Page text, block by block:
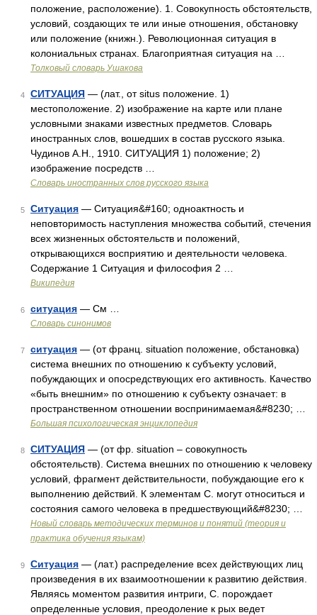
положение, расположение). 1. Совокупность обстоятельств,
условий, создающих те или иные отношения, обстановку
или положение (книжн.). Революционная ситуация в
колониальных странах. Благоприятная ситуация на …
Толковый словарь Ушакова
4 СИТУАЦИЯ — (лат., от situs положение. 1)
местоположение. 2) изображение на карте или плане
условными знаками известных предметов. Словарь
иностранных слов, вошедших в состав русского языка.
Чудинов А.Н., 1910. СИТУАЦИЯ 1) положение; 2)
изображение посредств …
Словарь иностранных слов русского языка
5 Ситуация — Ситуация&#160; одноактность и
неповторимость наступления множества событий, стечения
всех жизненных обстоятельств и положений,
открывающихся восприятию и деятельности человека.
Содержание 1 Ситуация и философия 2 …
Википедия
6 ситуация — См …
Словарь синонимов
7 ситуация — (от франц. situаtion положение, обстановка)
система внешних по отношению к субъекту условий,
побуждающих и опосредствующих его активность. Качество
«быть внешним» по отношению к субъекту означает: в
пространственном отношении воспринимаемая&#8230; …
Большая психологическая энциклопедия
8 СИТУАЦИЯ — (от фр. situation – совокупность
обстоятельств). Система внешних по отношению к человеку
условий, фрагмент действительности, побуждающие его к
выполнению действий. К элементам С. могут относиться и
состояния самого человека в предшествующий&#8230; …
Новый словарь методических терминов и понятий (теория и
практика обучения языкам)
9 Ситуация — (лат.) распределение всех действующих лиц
произведения в их взаимоотношении к развитию действия.
Являясь моментом развития интриги, С. порождает
определенные условия, преодоление к рых ведет